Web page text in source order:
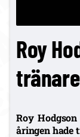
Roy
Roy
åringen hade